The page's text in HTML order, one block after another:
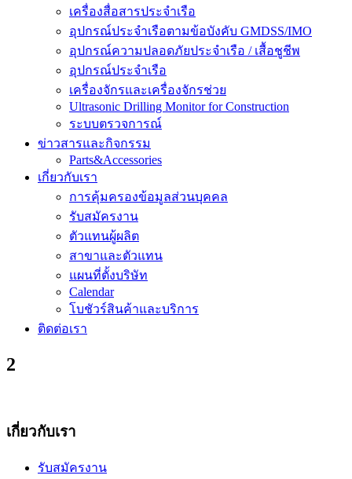
เครื่องสื่อสารประจำเรือ
อุปกรณ์ประจำเรือตามข้อบังคับ GMDSS/IMO
อุปกรณ์ความปลอดภัยประจำเรือ / เสื้อชูชีพ
อุปกรณ์ประจำเรือ
เครื่องจักรและเครื่องจักรช่วย
Ultrasonic Drilling Monitor for Construction
ระบบตรวจการณ์
ข่าวสารและกิจกรรม
Parts&Accessories
เกี่ยวกับเรา
การคุ้มครองข้อมูลส่วนบุคคล
รับสมัครงาน
ตัวแทนผู้ผลิต
สาขาและตัวแทน
แผนที่ตั้งบริษัท
Calendar
โบชัวร์สินค้าและบริการ
ติดต่อเรา
2
เกี่ยวกับเรา
รับสมัครงาน